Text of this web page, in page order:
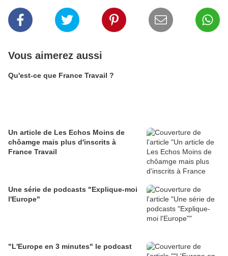
Vous aimerez aussi
Qu'est-ce que France Travail ?
Un article de Les Echos Moins de
chôamge mais plus d'inscrits à
France Travail
Une série de podcasts "Explique-moi
l'Europe"
"L'Europe en 3 minutes" le podcast